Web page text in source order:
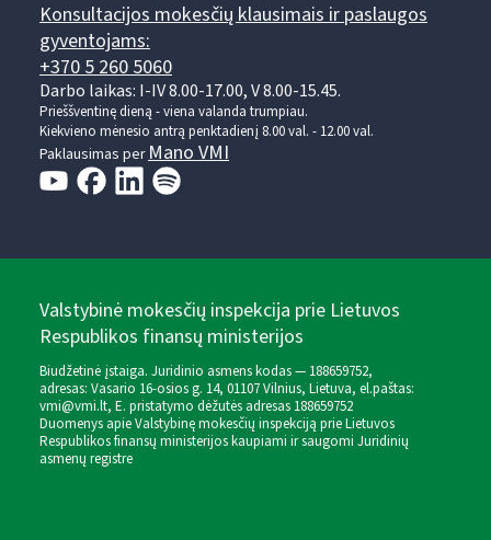
Konsultacijos mokesčių klausimais ir paslaugos
gyventojams:
+370 5 260 5060
Darbo laikas: I-IV 8.00-17.00, V 8.00-15.45.
Prieššventinę dieną - viena valanda trumpiau.
Kiekvieno mėnesio antrą penktadienį 8.00 val. - 12.00 val.
Paklausimas perMano VMI
Valstybinė mokesčių inspekcija prie Lietuvos
Respublikos finansų ministerijos
Biudžetinė įstaiga. Juridinio asmens kodas — 188659752,
adresas: Vasario 16-osios g. 14, 01107 Vilnius, Lietuva, el.paštas:
vmi@vmi.lt, E. pristatymo dėžutės adresas 188659752
Duomenys apie Valstybinę mokesčių inspekciją prie Lietuvos
Respublikos finansų ministerijos kaupiami ir saugomi Juridinių
asmenų registre